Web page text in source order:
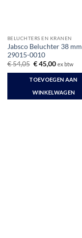
BELUCHTERS EN KRANEN
Jabsco Beluchter 38 mm
29015-0010
€54,05 Oorspronkelijke
was:
€ 54,05.
€45,00Huidige
is:
€ 45,00.
ex btw
TOEVOEGEN AAN
WINKELWAGEN